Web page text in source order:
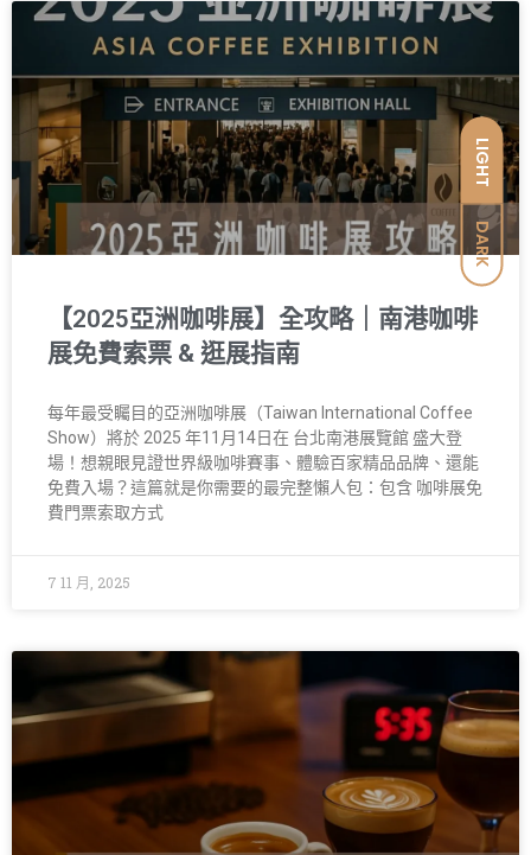
LIGHT
DARK
【2025亞洲咖啡展】全攻略｜南港咖啡
展免費索票 & 逛展指南
每年最受矚目的亞洲咖啡展（Taiwan International Coffee
Show）將於 2025 年11月14日在 台北南港展覽館 盛大登
場！想親眼見證世界級咖啡賽事、體驗百家精品品牌、還能
免費入場？這篇就是你需要的最完整懶人包：包含 咖啡展免
費門票索取方式
7 11 月, 2025